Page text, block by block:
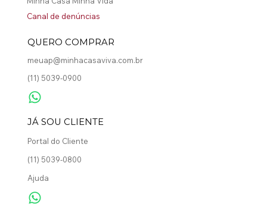
Canal de denúncias
QUERO COMPRAR
meuap@minhacasaviva.com.br
(11) 5039-0900
​JÁ SOU CLIENTE
(11) 5039-0800
Portal do Cliente
Ajuda